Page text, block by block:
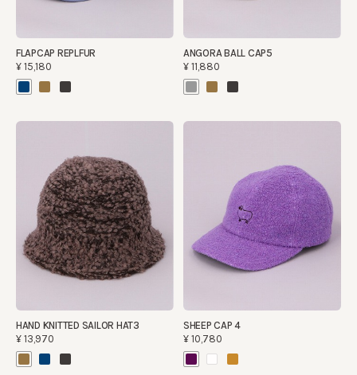
FLAPCAP REPLFUR
¥15,180
ANGORA BALL CAP5
¥11,880
HAND KNITTED SAILOR HAT3
¥13,970
SHEEP CAP 4
¥10,780